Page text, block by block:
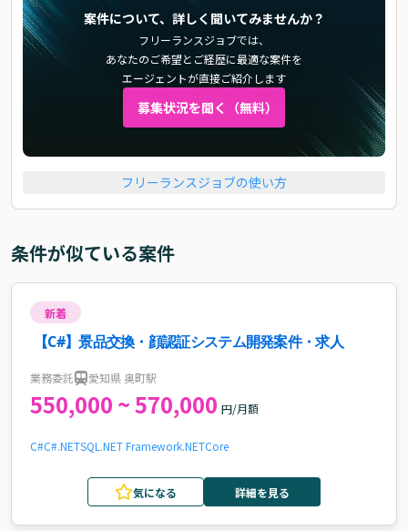
案件について、詳しく聞いてみませんか？
フリーランスジョブでは、
あなたのご希望とご経歴に最適な案件を
エージェントが直接ご紹介します
募集状況を聞く（無料）
フリーランスジョブの使い方
条件が似ている案件
新着
【C#】景品交換・顔認証システム開発案件・求人
業務委託 愛知県 奥町駅
550,000 ~ 570,000 円/月額
C#C#.NETSQL .NET Framework.NETCore
気になる 詳細を見る